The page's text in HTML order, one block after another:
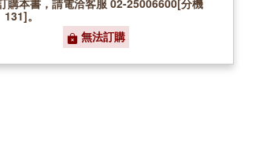
購本書，請電洽客服 02-25006600[分機
。
無法訂購